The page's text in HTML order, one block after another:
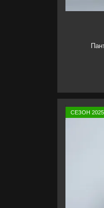
СЕЗОН 2025